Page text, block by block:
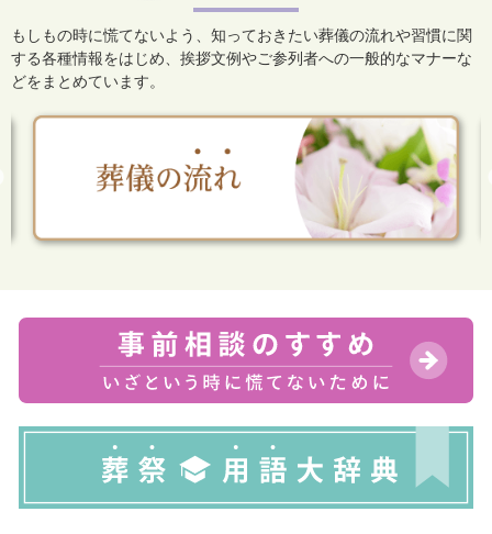
もしもの時に慌てないよう、知っておきたい葬儀の流れや習慣に関
する各種情報をはじめ、 挨拶文例やご参列者への一般的なマナーな
どをまとめています。